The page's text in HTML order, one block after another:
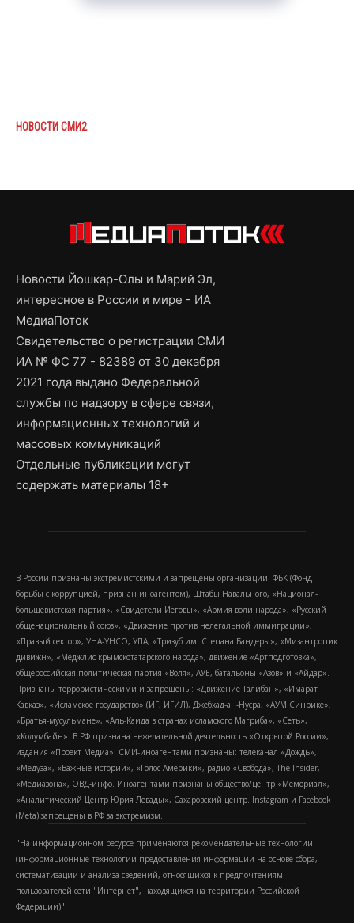
НОВОСТИ СМИ2
Новости Йошкар-Олы и Марий Эл,
интересное в России и мире - ИА
МедиаПоток
Свидетельство о регистрации СМИ
ИА № ФС 77 - 82389 от 30 декабря
2021 года выдано Федеральной
службы по надзору в сфере связи,
информационных технологий и
массовых коммуникаций
Отдельные публикации могут
содержать материалы 18+
В России признаны экстремистскими и запрещены организации: ФБК (Фонд
борьбы с коррупцией, признан иноагентом), Штабы Навального, «Национал-
большевистская партия», «Свидетели Иеговы», «Армия воли народа», «Русский
общенациональный союз», «Движение против нелегальной иммиграции»,
«Правый сектор», УНА-УНСО, УПА, «Тризуб им. Степана Бандеры», «Мизантропик
дивижн», «Меджлис крымскотатарского народа», движение «Артподготовка»,
общероссийская политическая партия «Воля», АУЕ, батальоны «Азов» и «Айдар».
Признаны террористическими и запрещены: «Движение Талибан», «Имарат
Кавказ», «Исламское государство» (ИГ, ИГИЛ), Джебхад-ан-Нусра, «АУМ Синрике»,
«Братья-мусульмане», «Аль-Каида в странах исламского Магриба», «Сеть»,
«Колумбайн». В РФ признана нежелательной деятельность «Открытой России»,
издания «Проект Медиа». СМИ-иноагентами признаны: телеканал «Дождь»,
«Медуза», «Важные истории», «Голос Америки», радио «Свобода», The Insider,
«Медиазона», ОВД-инфо. Иноагентами признаны общество/центр «Мемориал»,
«Аналитический Центр Юрия Левады», Сахаровский центр. Instagram и Facebook
(Metа) запрещены в РФ за экстремизм.
"На информационном ресурсе применяются рекомендательные технологии
(информационные технологии предоставления информации на основе сбора,
систематизации и анализа сведений, относящихся к предпочтениям
пользователей сети "Интернет", находящихся на территории Российской
Федерации)".